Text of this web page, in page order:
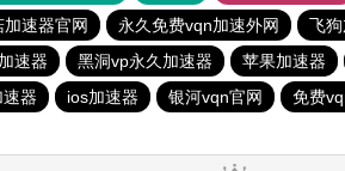
加速器官网 永久免费vqn加速外网 飞
速器 黑洞vp永久加速器 苹果加速器
器 ios加速器 银河vqn官网 免费